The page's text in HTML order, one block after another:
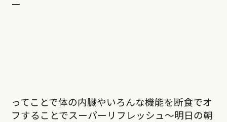
ー
ってことで体の内臓やいろんな機能を断食でオ
フすることでスーパーリフレッシュ〜明日の朝